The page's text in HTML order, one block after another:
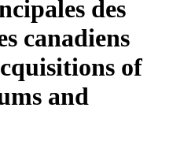
des
canadiens
of
and